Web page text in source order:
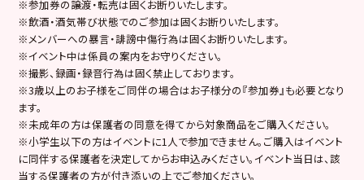
※参加券の譲渡・転売は固くお断りいたします。
※飲酒・酒気帯び状態でのご参加は固くお断りいたします。
※メンバーへの暴言・誹謗中傷行為は固くお断りいたします。
※イベント中は係員の案内をお守りください。
※撮影、録画・録音行為は固く禁止しております。
※3歳以上のお子様をご同伴の場合はお子様分の『参加券』も必要となり
ます。
※未成年の方は保護者の同意を得てから対象商品をご購入ください。
※小学生以下の方はイベントに1人で参加できません。ご購入はイベント
に同伴する保護者を決定してからお申込みください。イベント当日は、該
当する保護者の方が付き添いの上でご参加ください。